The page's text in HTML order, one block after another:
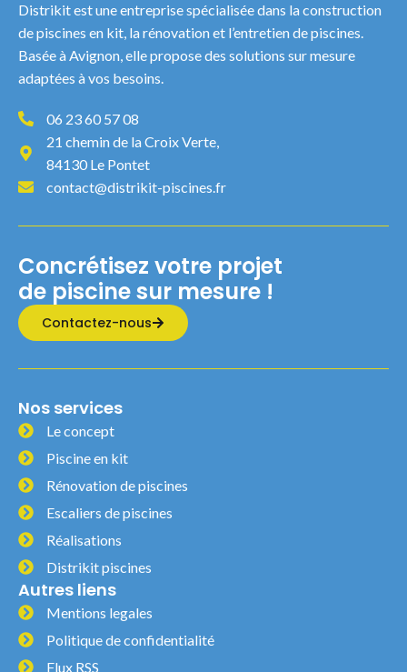
Distrikit est une entreprise spécialisée dans la construction
de piscines en kit, la rénovation et l’entretien de piscines.
Basée à Avignon, elle propose des solutions sur mesure
adaptées à vos besoins.
06 23 60 57 08
21 chemin de la Croix Verte,
84130 Le Pontet
contact@distrikit-piscines.fr
Concrétisez votre projet
de piscine sur mesure !
Contactez-nous
Nos services
Le concept
Piscine en kit
Rénovation de piscines
Escaliers de piscines
Réalisations
Distrikit piscines
Autres liens
Mentions legales
Politique de confidentialité
Flux RSS